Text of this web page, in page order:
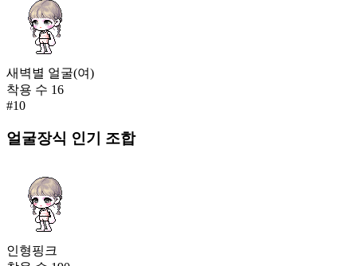
새벽별 얼굴(여)
착용 수 16
#10
얼굴장식 인기 조합
인형핑크